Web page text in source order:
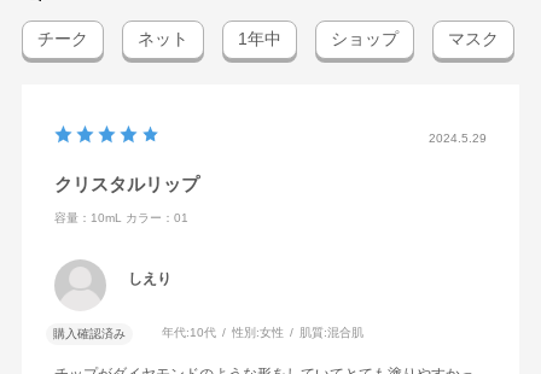
ワリ種子油・ホホバ種子油・モモ核油・ラベンダー油・
ノイン・ハイドロゲンジメチコン・香料・酸化チタン・酸
チーク ネット 1年中 ショップ マスク
2024.5.29
クリスタルリップ
容量：10mL カラー：01
しえり
購入確認済み 年代:10代 性別:女性 肌質:混合肌